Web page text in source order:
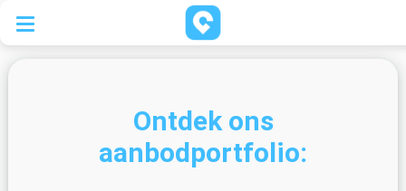
Ontdek ons
aanbodportfolio: